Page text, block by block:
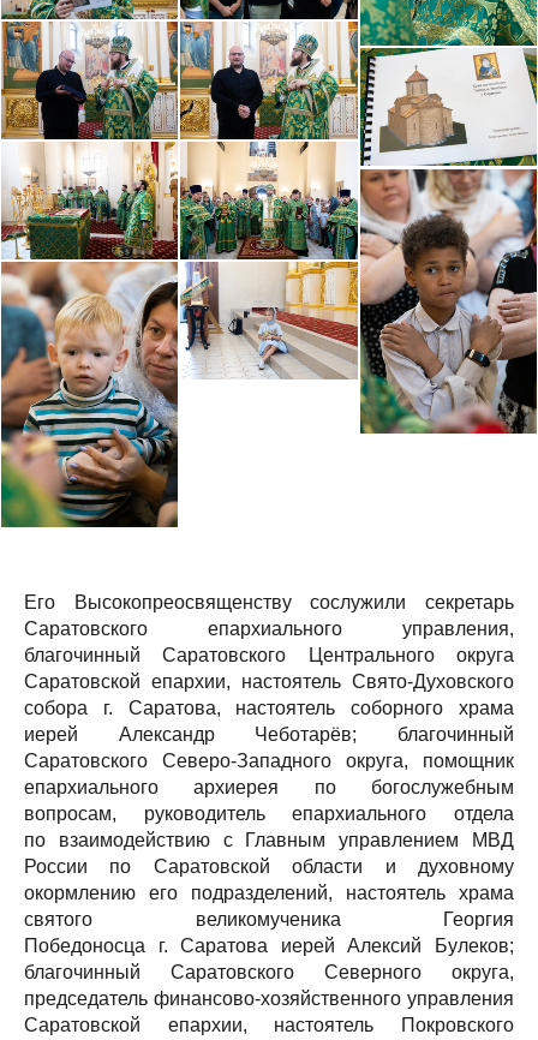
Его Высокопреосвященству сослужили секретарь
Саратовского епархиального управления,
благочинный Саратовского Центрального округа
Саратовской епархии, настоятель Свято-Духовского
собора г. Саратова, настоятель соборного храма
иерей Александр Чеботарёв; благочинный
Саратовского Северо-Западного округа, помощник
епархиального архиерея по богослужебным
вопросам, руководитель епархиального отдела
по взаимодействию с Главным управлением МВД
России по Саратовской области и духовному
окормлению его подразделений, настоятель храма
святого великомученика Георгия
Победоносца г. Саратова иерей Алексий Булеков;
благочинный Саратовского Северного округа,
председатель финансово-хозяйственного управления
Саратовской епархии, настоятель Покровского